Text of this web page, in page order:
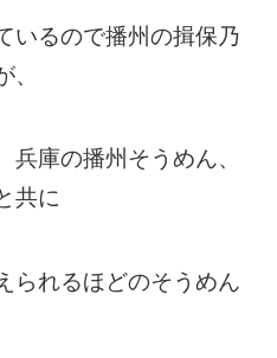
いるので播州の揖保乃
庫の播州そうめん、
共に
られるほどのそうめん